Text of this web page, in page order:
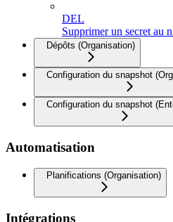
DEL
Supprimer un secret au
Dépôts (Organisation)
Configuration du snapshot
Configuration du snapshot
Automatisation
Planifications (Organisation)
Intégrations